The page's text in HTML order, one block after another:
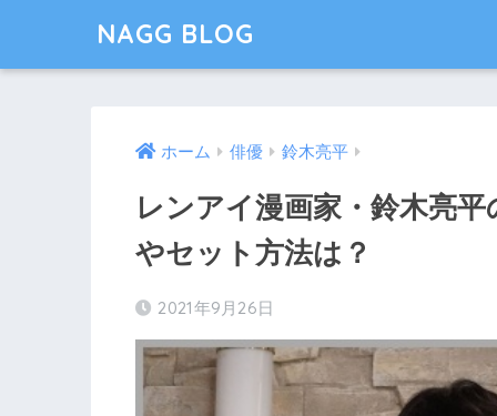
NAGG BLOG
ホーム 俳優 鈴木亮平
レンアイ漫画家・鈴木亮
やセット方法は？
2021年9月26日